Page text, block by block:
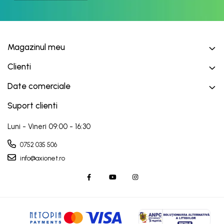
Magazinul meu
Clienti
Date comerciale
Suport clienti
Luni - Vineri 09:00 - 16:30
0752 035 506
info@axionet.ro